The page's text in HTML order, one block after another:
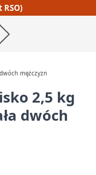
mężczyzn
2,5 kg
dwóch